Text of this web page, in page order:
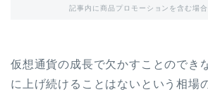
記事内に商品プロモーションを含む場
仮想通貨の成長で欠かすことのでき
に上げ続けることはないという相場